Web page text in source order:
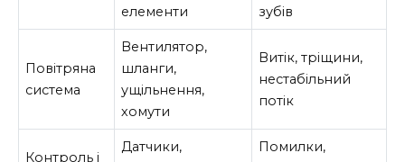
елементи
зубів
Повітряна
система
Вентилятор,
шланги,
ущільнення,
хомути
Витік, тріщини,
нестабільний
потік
Контроль і
Датчики,
Помилки,